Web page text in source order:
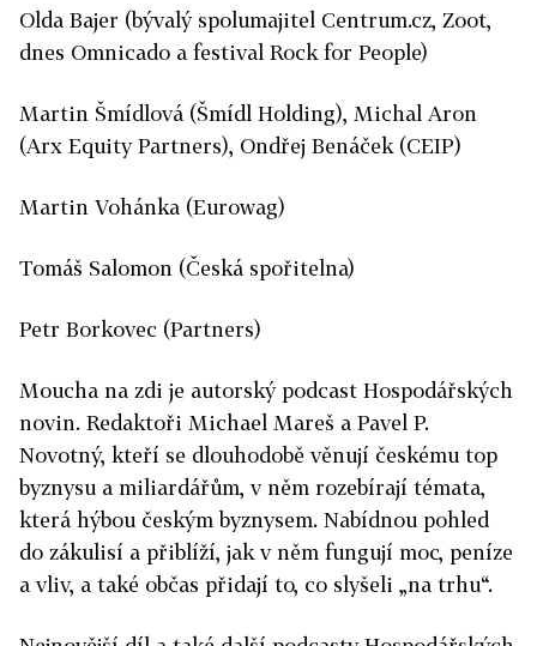
Olda Bajer (bývalý spolumajitel Centrum.cz, Zoot,
dnes Omnicado a festival Rock for People)
Martin Šmídlová (Šmídl Holding), Michal Aron
(Arx Equity Partners), Ondřej Benáček (CEIP)
Martin Vohánka (Eurowag)
Tomáš Salomon (Česká spořitelna)
Petr Borkovec (Partners)
Moucha na zdi je autorský podcast Hospodářských
novin. Redaktoři Michael Mareš a Pavel P.
Novotný, kteří se dlouhodobě věnují českému top
byznysu a miliardářům, v něm rozebírají témata,
která hýbou českým byznysem. Nabídnou pohled
do zákulisí a přiblíží, jak v něm fungují moc, peníze
a vliv, a také občas přidají to, co slyšeli „na trhu“.